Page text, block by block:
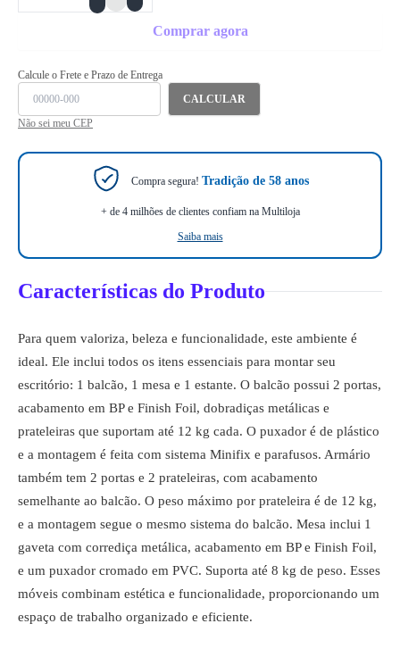
Comprar agora
Calcule o Frete e Prazo de Entrega
CALCULAR
Não sei meu CEP
Compra segura! Tradição de 58 anos
+ de 4 milhões de clientes confiam na Multiloja
Saiba mais
Características do Produto
Para quem valoriza, beleza e funcionalidade, este ambiente é
ideal. Ele inclui todos os itens essenciais para montar seu
escritório: 1 balcão, 1 mesa e 1 estante. O balcão possui 2 portas,
acabamento em BP e Finish Foil, dobradiças metálicas e
prateleiras que suportam até 12 kg cada. O puxador é de plástico
e a montagem é feita com sistema Minifix e parafusos. Armário
também tem 2 portas e 2 prateleiras, com acabamento
semelhante ao balcão. O peso máximo por prateleira é de 12 kg,
e a montagem segue o mesmo sistema do balcão. Mesa inclui 1
gaveta com corrediça metálica, acabamento em BP e Finish Foil,
e um puxador cromado em PVC. Suporta até 8 kg de peso. Esses
móveis combinam estética e funcionalidade, proporcionando um
espaço de trabalho organizado e eficiente.